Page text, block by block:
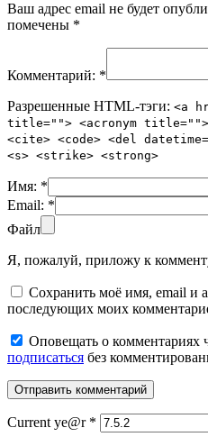
Ваш адрес email не будет
помечены *
Комментарий: *
Разрешенные HTML-тэги: <a
title=""> <acronym
<cite> <code> <del
<s> <strike> <strong>
Имя: *
Email: *
Файл
Я, пожалуй, приложу к
Сохранить моё имя, email и
последующих моих
Оповещать о комментариях
подписаться без
Current ye@r *